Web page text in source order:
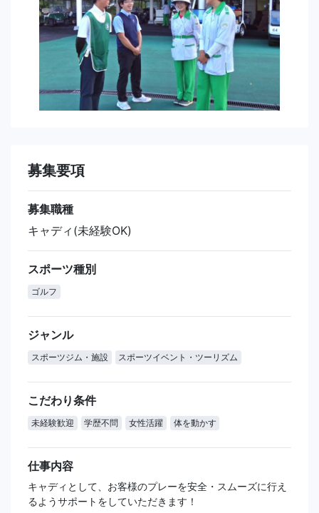
募集要項
募集職種
キャディ(未経験OK)
スポーツ種別
ゴルフ
ジャンル
スポーツジム・施設 スポーツイベント・ツーリズム
こだわり条件
未経験歓迎 学歴不問 女性活躍 体を動かす
仕事内容
キャディとして、お客様のプレーを安全・スムーズに行え
るようサポートをしていただきます！